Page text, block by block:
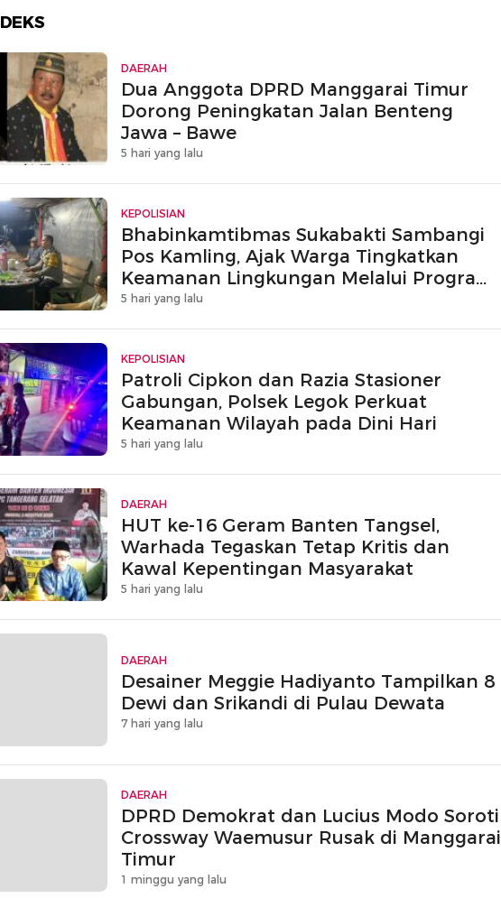
DAERAH
Dua Anggota DPRD Manggarai Timur
Dorong Peningkatan Jalan Benteng
Jawa – Bawe
5 hari yang lalu
KEPOLISIAN
Bhabinkamtibmas Sukabakti Sambangi
Pos Kamling, Ajak Warga Tingkatkan
Keamanan Lingkungan Melalui Program
Jaga Jakarta+
5 hari yang lalu
KEPOLISIAN
Patroli Cipkon dan Razia Stasioner
Gabungan, Polsek Legok Perkuat
Keamanan Wilayah pada Dini Hari
5 hari yang lalu
DAERAH
HUT ke-16 Geram Banten Tangsel,
Warhada Tegaskan Tetap Kritis dan
Kawal Kepentingan Masyarakat
5 hari yang lalu
DAERAH
Desainer Meggie Hadiyanto Tampilkan 8
Dewi dan Srikandi di Pulau Dewata
7 hari yang lalu
DAERAH
DPRD Demokrat dan Lucius Modo Soroti
Crossway Waemusur Rusak di Manggarai
Timur
1 minggu yang lalu